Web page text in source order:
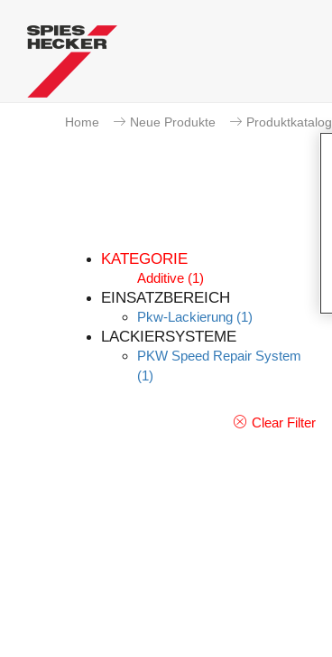
Home Neue Produkte Produktkatalog
KATEGORIE
Additive (1)
EINSATZBEREICH
Pkw-Lackierung (1)
LACKIERSYSTEME
PKW Speed Repair System
(1)
Clear Filter